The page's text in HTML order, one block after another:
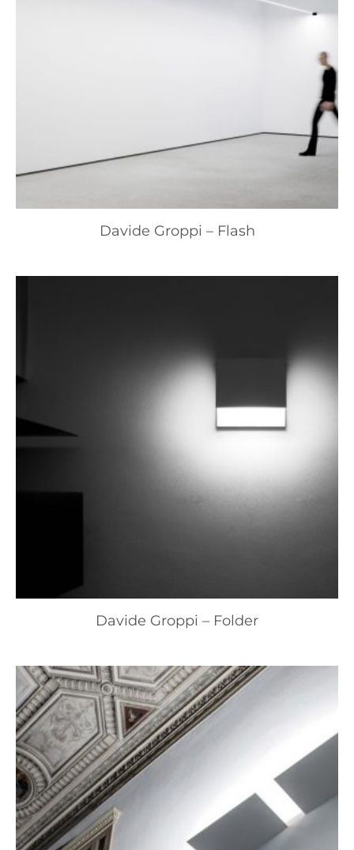
Davide Groppi – Flash
Davide Groppi – Folder